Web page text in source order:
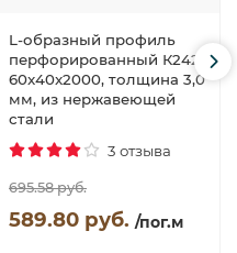
L-образный профиль
перфорированный К242
60x40x2000, толщина 3,0
мм, из нержавеющей
стали
3 отзыва
695.58 руб.
589.80 руб. /пог.м